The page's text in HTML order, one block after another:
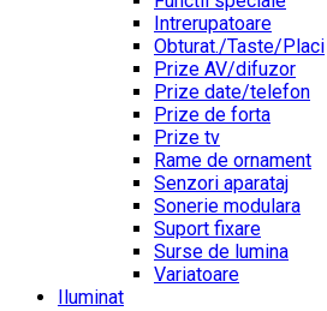
Intrerupatoare
Obturat./Taste/Placi
Prize AV/difuzor
Prize date/telefon
Prize de forta
Prize tv
Rame de ornament
Senzori aparataj
Sonerie modulara
Suport fixare
Surse de lumina
Variatoare
Iluminat